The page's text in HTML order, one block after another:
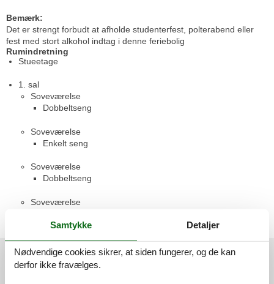
Bemærk:
Det er strengt forbudt at afholde studenterfest, polterabend eller
fest med stort alkohol indtag i denne feriebolig
Rumindretning
Stueetage
1. sal
Soveværelse
Dobbeltseng
Soveværelse
Enkelt seng
Soveværelse
Dobbeltseng
Soveværelse
Eksterne anmeldelser
Vores gæsteanmeldelser
Samtykke Detaljer
Nødvendige cookies sikrer, at siden fungerer, og de kan
derfor ikke fravælges.